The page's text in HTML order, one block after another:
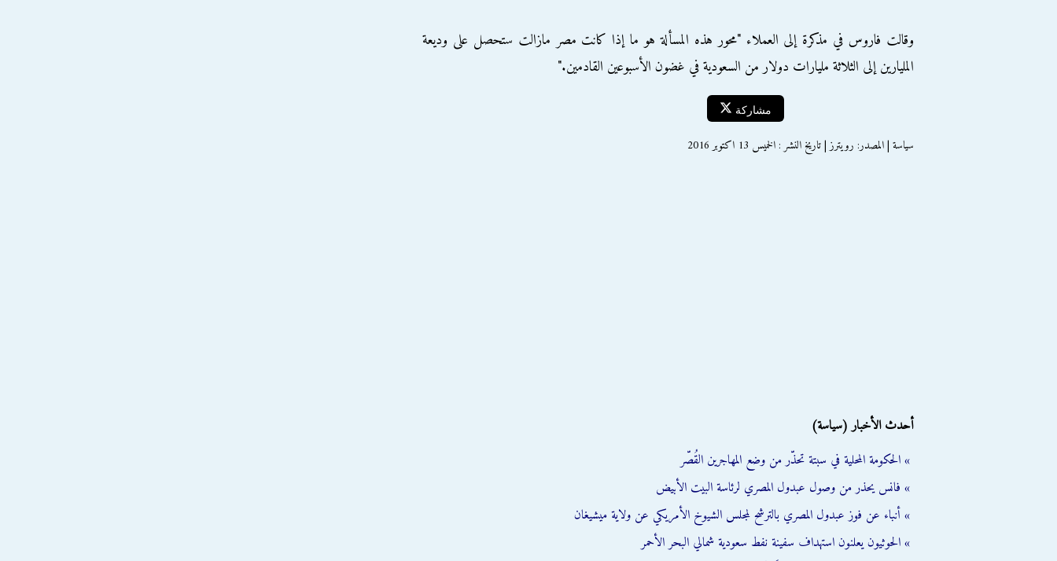
وقالت فاروس في مذكرة إلى العملاء "محور هذه المسألة هو ما إذا كانت مصر مازالت ستحصل على وديعة
المليارين إلى الثلاثة مليارات دولار من السعودية في غضون الأسبوعين القادمين."
مشاركة
سياسة | المصدر: رويترز | تاريخ النشر : الخميس 13 اكتوبر 2016
أحدث الأخبار (سياسة)
» الحكومة المحلية في سبتة تحذّر من وضع المهاجرين القُصّر
» فانس يحذر من وصول عبدول المصري لرئاسة البيت الأبيض
» أنباء عن فوز عبدول المصري بالترشح لمجلس الشيوخ الأمريكي عن ولاية ميشيغان
» الحوثيون يعلنون استهداف سفينة نفط سعودية شمالي البحر الأحمر